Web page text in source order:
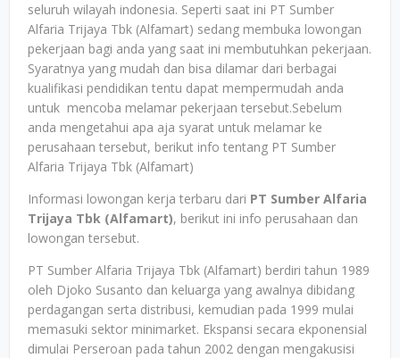
seluruh wilayah indonesia. Seperti saat ini PT Sumber
Alfaria Trijaya Tbk (Alfamart) sedang membuka lowongan
pekerjaan bagi anda yang saat ini membutuhkan pekerjaan.
Syaratnya yang mudah dan bisa dilamar dari berbagai
kualifikasi pendidikan tentu dapat mempermudah anda
untuk mencoba melamar pekerjaan tersebut.Sebelum
anda mengetahui apa aja syarat untuk melamar ke
perusahaan tersebut, berikut info tentang PT Sumber
Alfaria Trijaya Tbk (Alfamart)
Informasi lowongan kerja terbaru dari PT Sumber Alfaria
Trijaya Tbk (Alfamart), berikut ini info perusahaan dan
lowongan tersebut.
PT Sumber Alfaria Trijaya Tbk (Alfamart) berdiri tahun 1989
oleh Djoko Susanto dan keluarga yang awalnya dibidang
perdagangan serta distribusi, kemudian pada 1999 mulai
memasuki sektor minimarket. Ekspansi secara ekponensial
dimulai Perseroan pada tahun 2002 dengan mengakusisi